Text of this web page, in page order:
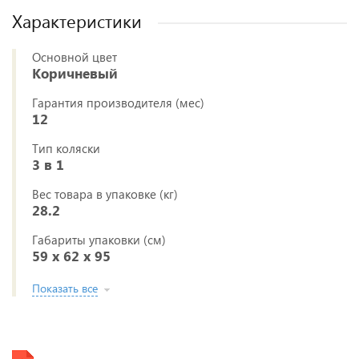
Характеристики
Основной цвет
Коричневый
Гарантия производителя (мес)
12
Тип коляски
3 в 1
Вес товара в упаковке (кг)
28.2
Габариты упаковки (см)
59 x 62 x 95
Показать все